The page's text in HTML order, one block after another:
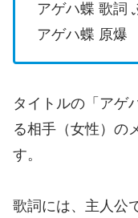
アゲハ蝶 歌詞
アゲハ蝶 原爆
タイトルの「アゲ
る相手（女性）の
す。
歌詞には、主人公